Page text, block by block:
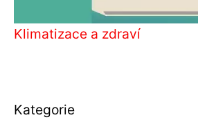
Klimatizace a zdraví
Kategorie